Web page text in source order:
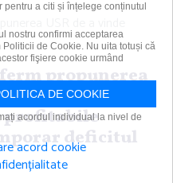
USR de a vinde
propunerea
valoroase ale
profitabile
deficitul
a citi și înțelege conținutul
nostru confirmi acceptarea
de Cookie. Nu uita totuși că
fişiere cookie urmând
DE COOKIE
acordul individual la nivel de
acord cookie